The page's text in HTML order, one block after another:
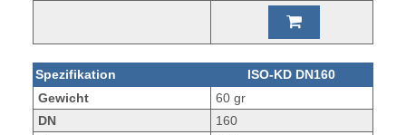
Spezifikation
ISO-KD DN160
Gewicht
60 gr
DN
160